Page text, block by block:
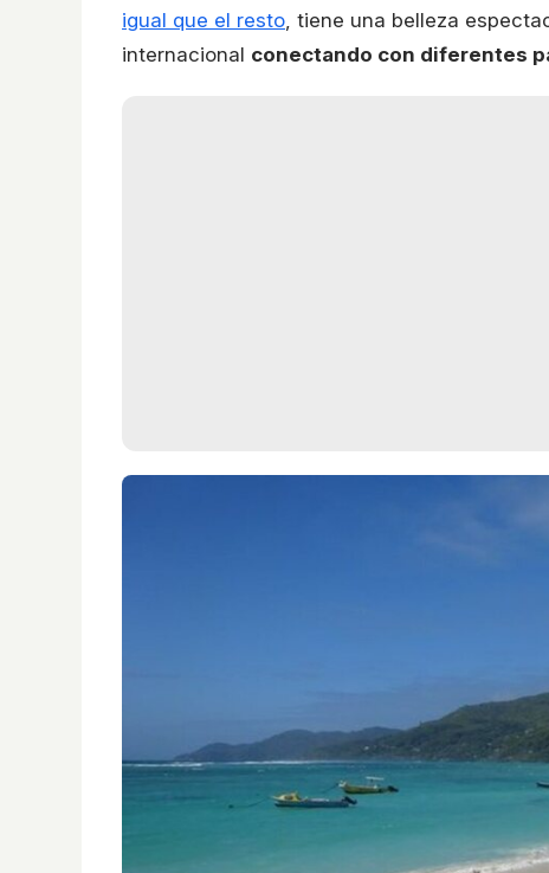
igual que el resto, tiene una belleza
internacional conectando con diferentes